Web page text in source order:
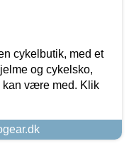
cykelbutik, med et
og cykelsko,
kan være med. Klik